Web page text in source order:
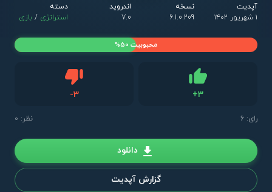
آپدیت
۱ شهریور ۱۴۰۲
نسخه
6.1.0.209
اندروید
7.0
دسته
استراتژی / بازی
+3
-3دیس لایک
رای: 6 نظر: 0
محبوبیت 50%
دانلود
گزارش آپدیت